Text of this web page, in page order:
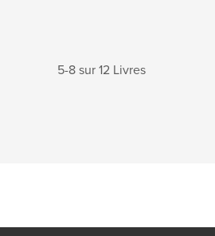
5-8 sur 12 Livres